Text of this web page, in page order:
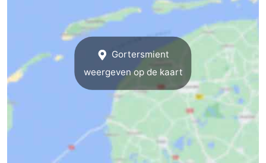
Contact
Gortersmient
weergeven op de kaart